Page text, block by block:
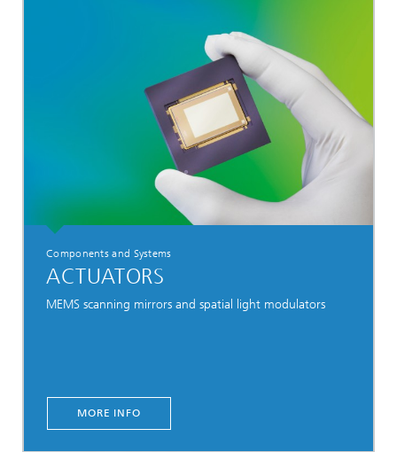
Components and Systems
ACTUATORS
MEMS scanning mirrors and spatial light modulators
MORE INFO